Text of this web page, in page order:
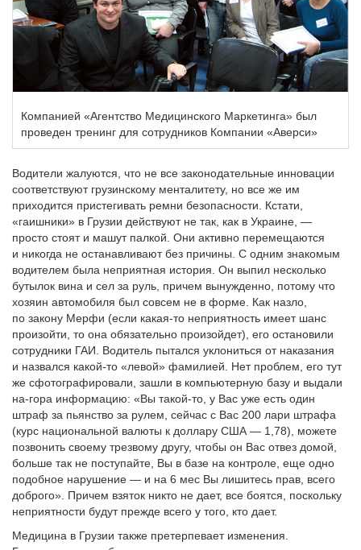
Компанией «Агентство Медицинского Маркетинга» был
проведен тренинг для сотрудников Компании «Аверси»
Водители жалуются, что не все законодательные инновации
соответствуют грузинскому менталитету, но все же им
приходится пристегивать ремни безопасности. Кстати,
«гаишники» в Грузии действуют не так, как в Украине, —
просто стоят и машут палкой. Они активно перемещаются
и никогда не останавливают без причины. С одним знакомым
водителем была неприятная история. Он выпил несколько
бутылок вина и сел за руль, причем вынужденно, потому что
хозяин автомобиля был совсем не в форме. Как назло,
по закону Мерфи (если какая-то неприятность имеет шанс
произойти, то она обязательно произойдет), его остановили
сотрудники ГАИ. Водитель пытался уклониться от наказания
и назвался какой-то «левой» фамилией. Нет проблем, его тут
же сфотографировали, зашли в компьютерную базу и выдали
на-гора информацию: «Вы такой-то, у Вас уже есть один
штраф за пьянство за рулем, сейчас с Вас 200 лари штрафа
(курс национальной валюты к доллару США — 1,78), можете
позвонить своему трезвому другу, чтобы он Вас отвез домой,
больше так не поступайте, Вы в базе на контроле, еще одно
подобное нарушение — и на 6 мес Вы лишитесь прав, всего
доброго». Причем взяток никто не дает, все боятся, поскольку
неприятности будут прежде всего у того, кто дает.
Медицина в Грузии также претерпевает изменения.